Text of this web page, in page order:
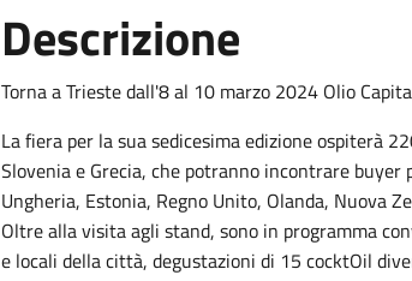
Descrizione
Torna a Trieste dall'8 al 10 marzo 2024 Olio
La fiera per la sua sedicesima edizione ospiterà
Slovenia e Grecia, che potranno incontrare buyer
Ungheria, Estonia, Regno Unito, Olanda, Nuova
Oltre alla visita agli stand, sono in programma
e locali della città, degustazioni di 15 cocktOil